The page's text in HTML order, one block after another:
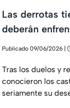
Las derrotas
deberán
Publicado 09/06/2026 |
Tras los duelos y
conocieron los
seriamente su